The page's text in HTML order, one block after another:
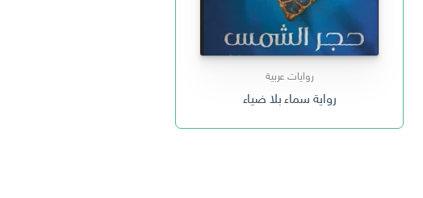
روايات عربية
رواية سماء بلا ضياء